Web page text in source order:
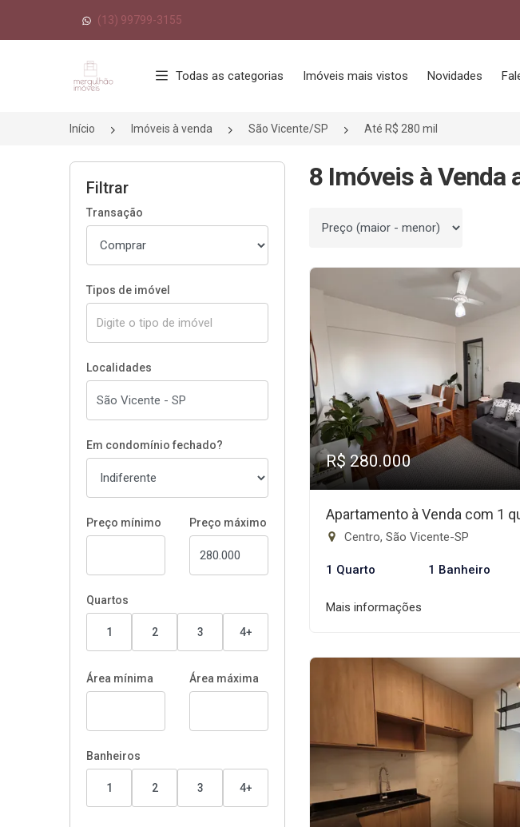
(13) 99799-3155
Página inicial
Todas as categorias Imóveis mais vistos Novidades
Início Imóveis à venda São Vicente/SP Até R$ 280 mil
Filtrar
Transação
Tipos de imóvel
Localidades
Em condomínio fechado?
Preço mínimo Preço máximo
Quartos
1 2 3 4+
Área mínima Área máxima
Banheiros
1 2 3 4+
8 Imóveis à Venda
Ordenar por
R$ 280.000
Apartamento à Venda com 1
Centro, São Vicente-SP
1 Quarto 1 Banheiro
Mais informações